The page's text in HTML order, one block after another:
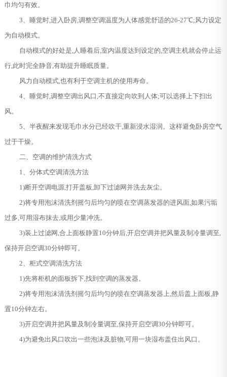
巾均匀有效。
3、睡觉时,进入卧房,调整空调温度为人体感觉舒适的26-27℃;风力设定
为自动模式。
自动模式的好处是,人睡着后,室内温度达到设定的,空调主机就会停止运
行,此时完全静音,有助提升睡眠质量。
风力自动模式,也有利于空调主机的使用寿命。
4、睡觉时,调整空调出风口,不直接定向吹到人体;可以选择上下扫出
风。
5、半夜醒来发现毛巾水分已经吹干,重新浸水湿润。这样避免卧房空气
过于干燥。
二、空调的维护清洗方式
1、分体式空调清洗方法
1)断开空调电源,打开盖板,卸下过滤网并洗去灰尘。
2)将专用泡沫清洗剂摇匀后均匀的喷在空调蒸发器的进风面,如果污垢
过多,可用湿布抹去,或用少量冲洗。
3)装上过滤网,合上面板静置10分钟后,开启空调并把风量及制冷量调至,
保持开启空调30分钟即可。
2、柜式空调清洗方法
1)先将柜机的面板拆下,找到空调的蒸发器。
2)将专用泡沫清洗剂摇匀后均匀的喷在空调蒸发器上,然后盖上面板,静
置10分钟左右。
3)开启空调并把风量及制冷量调至,保持开启空调30分钟即可。
4)为避免出风口吹出一些泡沫及脏物,可用一块湿布盖住出风口。